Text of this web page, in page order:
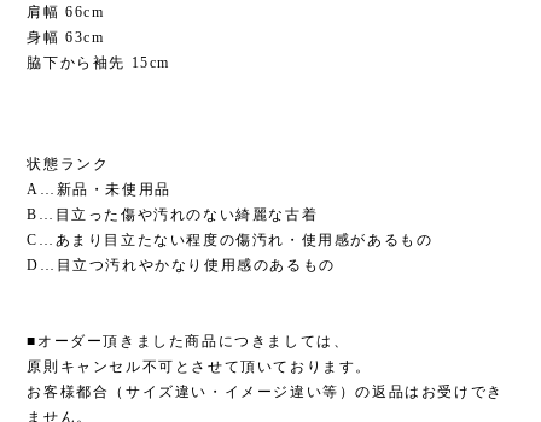
肩幅 66cm
身幅 63cm
脇下から袖先 15cm
状態ランク
A…新品・未使用品
B…目立った傷や汚れのない綺麗な古着
C…あまり目立たない程度の傷汚れ・使用感があるもの
D…目立つ汚れやかなり使用感のあるもの
■オーダー頂きました商品につきましては、
原則キャンセル不可とさせて頂いております。
お客様都合（サイズ違い・イメージ違い等）の返品はお受けでき
ません。